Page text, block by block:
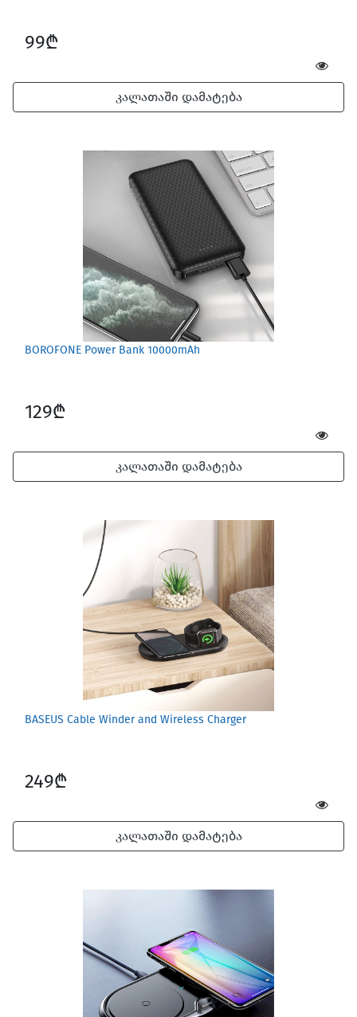
99₾
კალათაში დამატება
BOROFONE Power Bank 10000mAh
129₾
კალათაში დამატება
BASEUS Cable Winder and Wireless Charger
249₾
კალათაში დამატება